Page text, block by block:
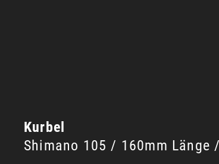
Kurbel
Shimano 105 / 160mm